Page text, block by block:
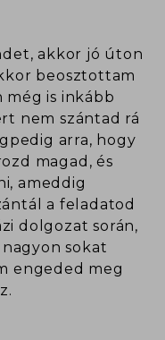
akkor jó úton
beosztottam
még is inkább
nem szántad rá
arra, hogy
magad, és
ameddig
a feladatod
dolgozat során,
sokat
engeded meg